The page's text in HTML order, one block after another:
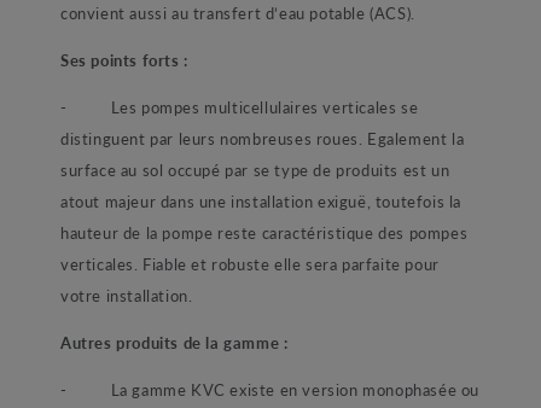
convient aussi au transfert d’eau potable (ACS).
Ses points forts :
- Les pompes multicellulaires verticales se
distinguent par leurs nombreuses roues. Egalement la
surface au sol occupé par se type de produits est un
atout majeur dans une installation exiguë, toutefois la
hauteur de la pompe reste caractéristique des pompes
verticales. Fiable et robuste elle sera parfaite pour
votre installation.
Autres produits de la gamme :
- La gamme KVC existe en version monophasée ou